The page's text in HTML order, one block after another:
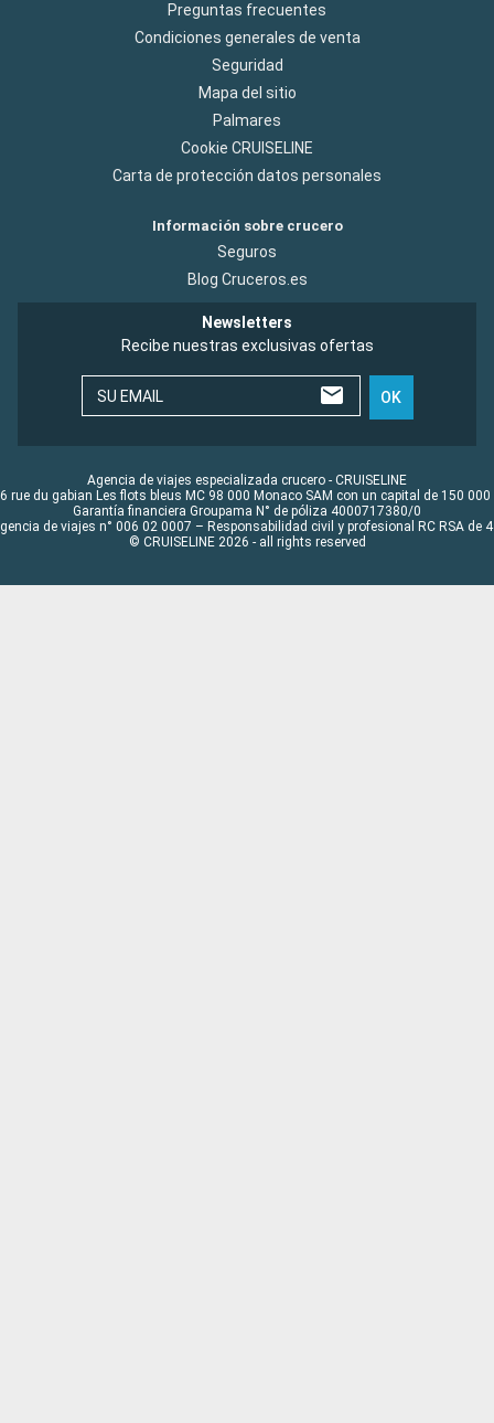
Preguntas frecuentes
Condiciones generales de venta
Seguridad
Mapa del sitio
Palmares
Cookie CRUISELINE
Carta de protección datos personales
Información sobre crucero
Seguros
Blog Cruceros.es
Newsletters
Recibe nuestras exclusivas ofertas
SU EMAIL OK
Agencia de viajes especializada crucero - CRUISELINE
rue du gabian Les flots bleus MC 98 000 Monaco SAM con un capital de 150 000
Garantía financiera Groupama N° de póliza 4000717380/0
de viajes n° 006 02 0007 – Responsabilidad civil y profesional RC RSA de
© CRUISELINE 2026 - all rights reserved